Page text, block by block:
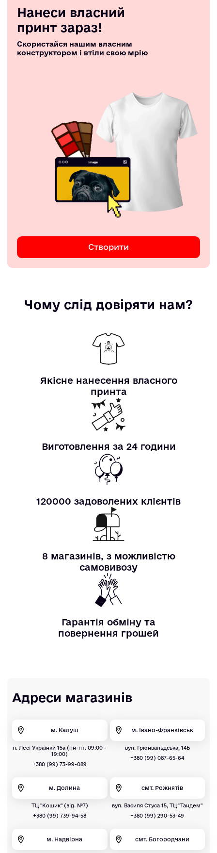
Нанеси власний
принт зараз!
Скористайся нашим власним
конструктором і втіли свою мрію
Створити
Чому слід довіряти нам?
Якісне нанесення власного
принта
Виготовлення за 24 години
120000 задоволених клієнтів
8 магазинів, з можливістю
самовивозу
Гарантія обміну та
повернення грошей
Адреси магазинів
м. Калуш
п. Лесі Українки 15а (пн-пт. 09:00 -
19:00)
+380 (99) 73-99-089
м. Івано-Франківськ
вул. Грюнвальдська, 14Б
+380 (99) 087-65-64
м. Долина
ТЦ "Кошик" (від. №7)
+380 (99) 739-94-58
смт. Рожнятів
вул. Василя Стуса 15, ТЦ "Тандем"
+380 (99) 290-53-49
м. Надвірна смт. Богородчани